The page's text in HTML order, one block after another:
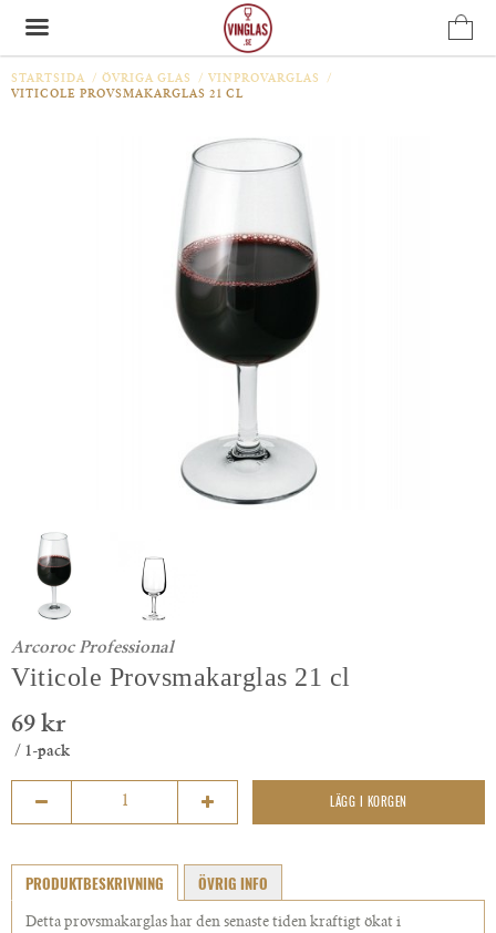
Produkten har blivit tillagd i varukorgen
STARTSIDA / ÖVRIGA GLAS / VINPROVARGLAS
/
VITICOLE PROVSMAKARGLAS 21 CL
Arcoroc Professional
Viticole Provsmakarglas 21 cl
69 kr
/ 1-pack
LÄGG I KORGEN
PRODUKTBESKRIVNING ÖVRIG INFO
Detta provsmakarglas har den senaste tiden kraftigt ökat i